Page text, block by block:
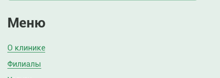
Меню
О клинике
Филиалы